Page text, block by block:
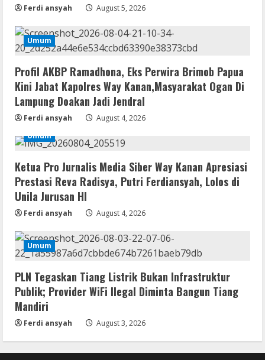
Ferdi ansyah August 5, 2026
Umum
Profil AKBP Ramadhona, Eks Perwira Brimob Papua
Kini Jabat Kapolres Way Kanan,Masyarakat Ogan Di
Lampung Doakan Jadi Jendral
Ferdi ansyah
August 4, 2026
Umum
Ketua Pro Jurnalis Media Siber Way Kanan Apresiasi
Prestasi Reva Radisya, Putri Ferdiansyah, Lolos di
Unila Jurusan HI
Ferdi ansyah August 4, 2026
Umum
PLN Tegaskan Tiang Listrik Bukan Infrastruktur
Publik; Provider WiFi Ilegal Diminta Bangun Tiang
Mandiri
Ferdi ansyah August 3, 2026